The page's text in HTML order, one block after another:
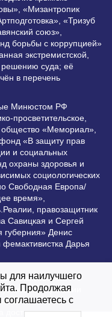
«Мизантропик
«Тризуб
союз»,
борьбы с коррупцией»
экстремистской,
суда; её
в перечень
Минюстом РФ
просветительское,
общество «Мемориал»,
«В защиту прав
и социальных
охраны здоровья и
социологических
Свободная Европа/
время»,
правозащитник
Савицкая и Сергей
губерния» Денис
Дарья
Любое
при условии
достоверность
для наилучшего
Продолжая
соглашаетесь с